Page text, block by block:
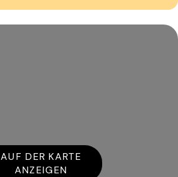
AUF DER KARTE
ANZEIGEN